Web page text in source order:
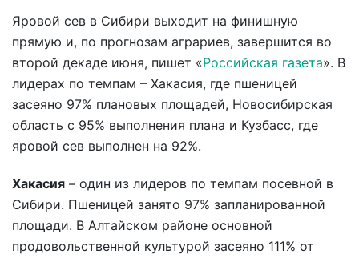
Яровой сев в Сибири выходит на финишную
прямую и, по прогнозам аграриев, завершится во
второй декаде июня, пишет «Российская газета». В
лидерах по темпам – Хакасия, где пшеницей
засеяно 97% плановых площадей, Новосибирская
область с 95% выполнения плана и Кузбасс, где
яровой сев выполнен на 92%.
Хакасия – один из лидеров по темпам посевной в
Сибири. Пшеницей занято 97% запланированной
площади. В Алтайском районе основной
продовольственной культурой засеяно 111% от